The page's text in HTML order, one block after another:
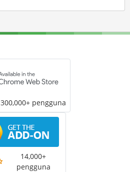
300,000+ pengguna
14,000+
pengguna